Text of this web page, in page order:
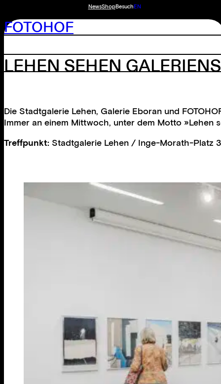
NewsShopBesuchEN
FOTOHOF
LEHEN SEHEN
Die Stadtgalerie Lehen, Galerie Eboran und
Immer an einem Mittwoch, unter dem Motto »Lehen
Treffpunkt: Stadtgalerie Lehen / Inge-Morath-Platz